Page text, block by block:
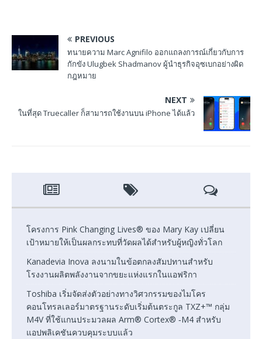
PREVIOUS
ทนายความ Marc Agnifilo ออกแถลงการณ์เกี่ยวกับการ
กักขัง Ulugbek Shadmanov ผู้นำธุรกิจอุซเบกอย่างผิด
กฎหมาย
NEXT
ในที่สุด Truecaller ก็สามารถใช้งานบน iPhone ได้แล้ว
โครงการ Pink Changing Lives® ของ Mary Kay เปลี่ยน
เป้าหมายให้เป็นผลกระทบที่วัดผลได้สำหรับผู้หญิงทั่วโลก
Kanadevia Inova ลงนามในข้อตกลงสัมปทานสำหรับ
โรงงานผลิตพลังงานจากขยะแห่งแรกในแอฟริกา
Toshiba เริ่มจัดส่งตัวอย่างทางวิศวกรรมของไมโคร
คอนโทรลเลอร์มาตรฐานระดับเริ่มต้นตระกูล TXZ+™ กลุ่ม
M4V ที่ใช้แกนประมวลผล Arm® Cortex® ‑M4 สำหรับ
แอปพลิเคชันควบคุมระบบแล้ว